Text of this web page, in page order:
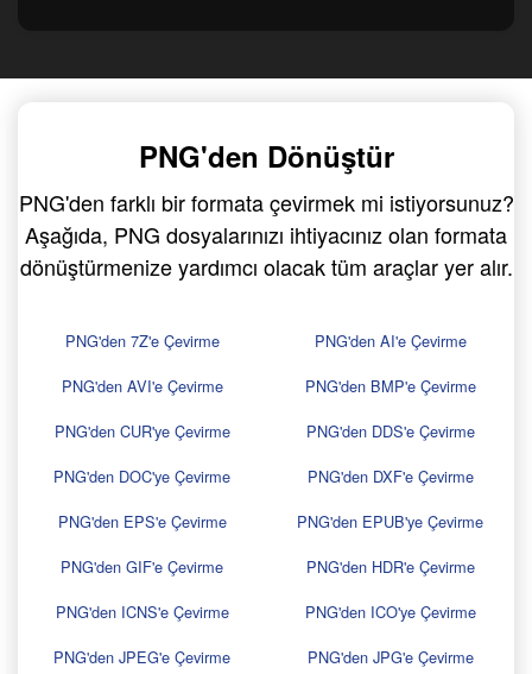
PNG'den Dönüştür
PNG'den farklı bir formata çevirmek mi istiyorsunuz?
Aşağıda, PNG dosyalarınızı ihtiyacınız olan formata
dönüştürmenize yardımcı olacak tüm araçlar yer alır.
PNG'den 7Z'e Çevirme
PNG'den AI'e Çevirme
PNG'den AVI'e Çevirme
PNG'den BMP'e Çevirme
PNG'den CUR'ye Çevirme
PNG'den DDS'e Çevirme
PNG'den DOC'ye Çevirme
PNG'den DXF'e Çevirme
PNG'den EPS'e Çevirme
PNG'den EPUB'ye Çevirme
PNG'den GIF'e Çevirme
PNG'den HDR'e Çevirme
PNG'den ICNS'e Çevirme
PNG'den ICO'ye Çevirme
PNG'den JPEG'e Çevirme
PNG'den JPG'e Çevirme